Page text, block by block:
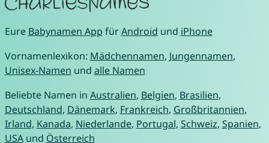
Eure Babynamen App fürAndroid und iPhone
Vornamenlexikon: Mädchennamen, Jungennamen,
Unisex-Namen und alle Namen
Beliebte Namen in Australien, Belgien, Brasilien,
Deutschland, Dänemark, Frankreich, Großbritannien,
Irland, Kanada, Niederlande, Portugal, Schweiz, Spanien,
USAund Österreich